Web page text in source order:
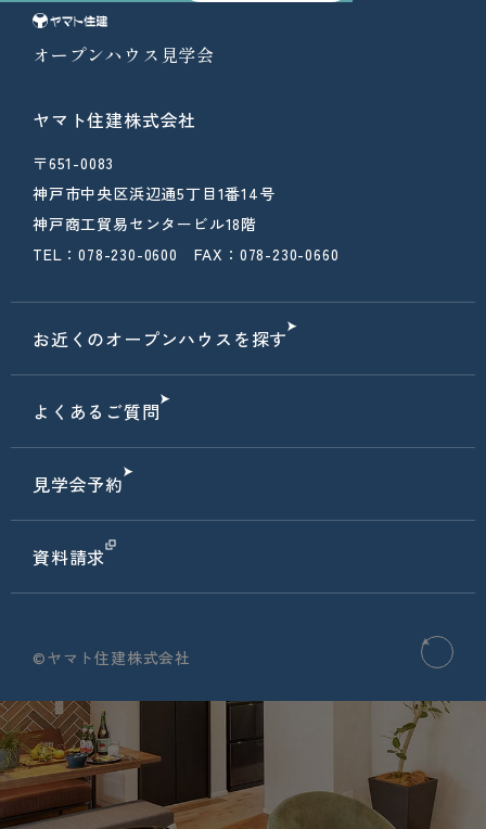
オープンハウス見学会
ヤマト住建株式会社
〒651-0083
神戸市中央区浜辺通5丁目1番14号
神戸商工貿易センタービル18階
TEL：078-230-0600 FAX：078-230-0660
お近くのオープンハウスを探す
よくあるご質問
見学会予約
資料請求
©ヤマト住建株式会社